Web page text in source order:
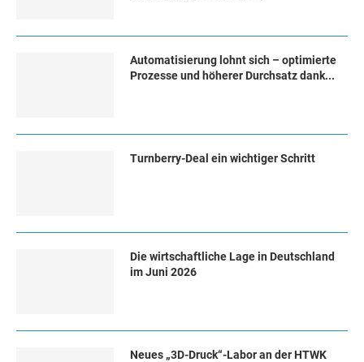
Automatisierung lohnt sich – optimierte
Prozesse und höherer Durchsatz dank...
Turn­ber­ry-Deal ein wich­ti­ger Schritt
Die wirtschaftliche Lage in Deutschland
im Juni 2026
Neues „3D-Druck“-Labor an der HTWK